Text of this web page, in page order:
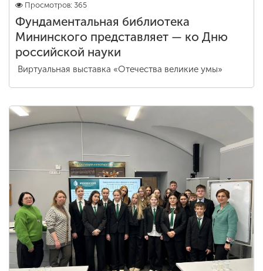
Просмотров: 365
Фундаментальная библиотека
Мининского представляет — ко Дню
российской науки
Виртуальная выставка «Отечества великие умы»